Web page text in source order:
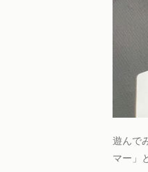
遊んで
マー」